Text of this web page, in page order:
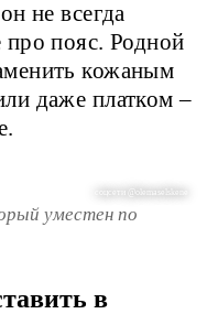
не всегда
пояс. Родной
кожаным
даже платком –
соцсети @olemaselskene
уместен по
в